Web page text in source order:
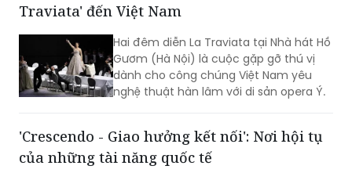
Traviata' đến Việt Nam
Hai đêm diễn La Traviata tại Nhà hát Hồ
Gươm (Hà Nội) là cuộc gặp gỡ thú vị
dành cho công chúng Việt Nam yêu
nghệ thuật hàn lâm với di sản opera Ý.
'Crescendo - Giao hưởng kết nối': Nơi hội tụ
của những tài năng quốc tế